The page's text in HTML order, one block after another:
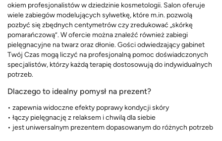
okiem profesjonalistów w dziedzinie kosmetologii. Salon oferuje
wiele zabiegów modelujących sylwetkę, które m.in. pozwolą
pozbyć się zbędnych centymetrów czy zredukować „skórkę
pomarańczową”. W ofercie można znaleźć również zabiegi
pielęgnacyjne na twarz oraz dłonie. Gości odwiedzający gabinet
Twój Czas mogą liczyć na profesjonalną pomoc doświadczonych
specjalistów, którzy każdą terapię dostosowują do indywidualnych
potrzeb.
Dlaczego to idealny pomysł na prezent?
• zapewnia widoczne efekty poprawy kondycji skóry
• łączy pielęgnację z relaksem i chwilą dla siebie
• jest uniwersalnym prezentem dopasowanym do różnych potrzeb